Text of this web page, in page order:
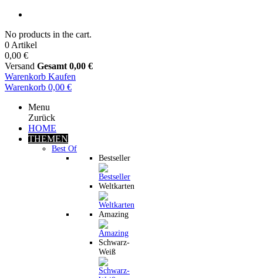
No products in the cart.
0 Artikel
0,00 €
Versand Gesamt 0,00 €
Warenkorb Kaufen
Warenkorb 0,00 €
Menu
Zurück
HOME
THEMEN
Best Of
Bestseller
Weltkarten
Amazing
Schwarz-
Weiß